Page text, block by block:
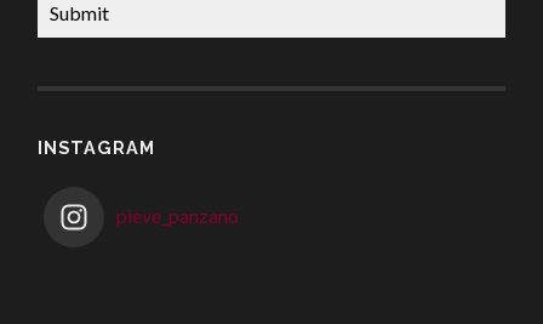
Submit
INSTAGRAM
pieve_panzano